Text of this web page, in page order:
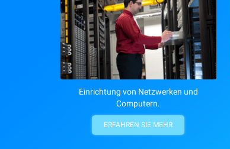
Einrichtung von Netzwerken und
Computern.
ERFAHREN SIE MEHR